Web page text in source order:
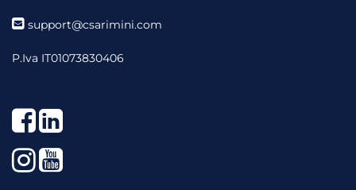
support@csarimini.com
P.Iva IT01073830406
Facebook
LinkedIn
Instagram
YouTube